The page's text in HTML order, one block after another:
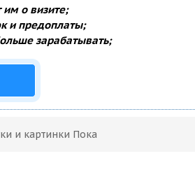
о визите;
и предоплаты;
зарабатывать;
и картинки Пока